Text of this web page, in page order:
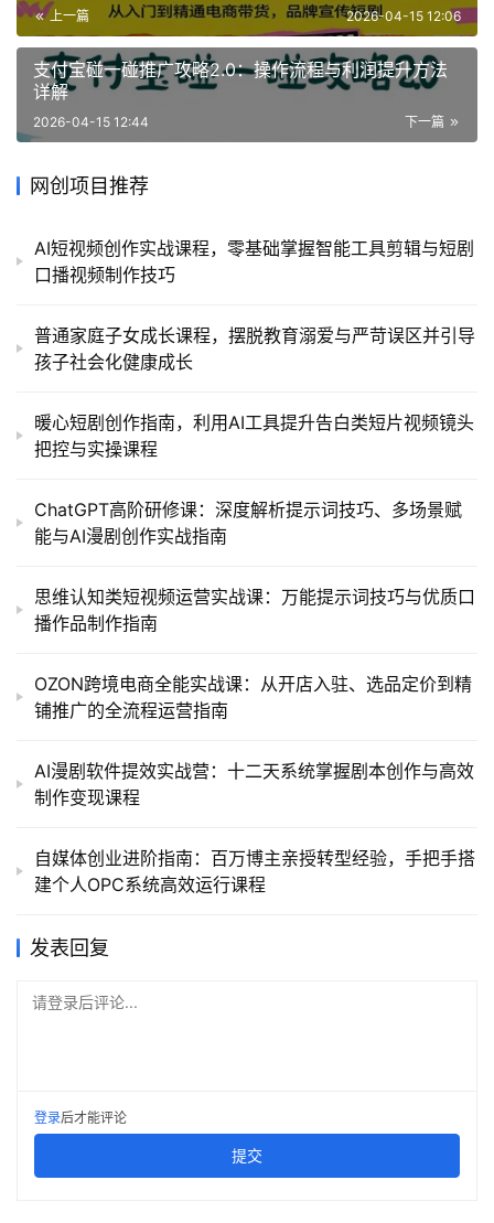
上一篇 2026-04-15 12:06
支付宝碰一碰推广攻略2.0：操作流程与利润提升方法
详解
下一篇
2026-04-15 12:44
网创项目推荐
AI短视频创作实战课程，零基础掌握智能工具剪辑与短剧
口播视频制作技巧
普通家庭子女成长课程，摆脱教育溺爱与严苛误区并引导
孩子社会化健康成长
暖心短剧创作指南，利用AI工具提升告白类短片视频镜头
把控与实操课程
ChatGPT高阶研修课：深度解析提示词技巧、多场景赋
能与AI漫剧创作实战指南
思维认知类短视频运营实战课：万能提示词技巧与优质口
播作品制作指南
OZON跨境电商全能实战课：从开店入驻、选品定价到精
铺推广的全流程运营指南
AI漫剧软件提效实战营：十二天系统掌握剧本创作与高效
制作变现课程
自媒体创业进阶指南：百万博主亲授转型经验，手把手搭
建个人OPC系统高效运行课程
发表回复
请登录后评论...
登录后才能评论
提交